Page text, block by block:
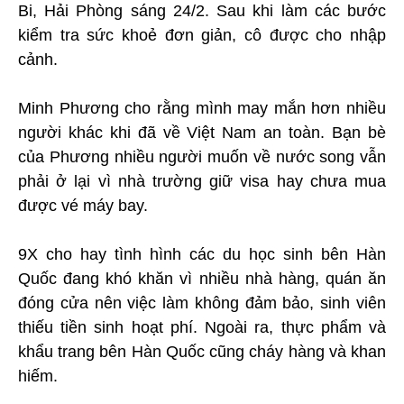
Bi, Hải Phòng sáng 24/2. Sau khi làm các bước
kiểm tra sức khoẻ đơn giản, cô được cho nhập
cảnh.
Minh Phương cho rằng mình may mắn hơn nhiều
người khác khi đã về Việt Nam an toàn. Bạn bè
của Phương nhiều người muốn về nước song vẫn
phải ở lại vì nhà trường giữ visa hay chưa mua
được vé máy bay.
9X cho hay tình hình các du học sinh bên Hàn
Quốc đang khó khăn vì nhiều nhà hàng, quán ăn
đóng cửa nên việc làm không đảm bảo, sinh viên
thiếu tiền sinh hoạt phí. Ngoài ra, thực phẩm và
khẩu trang bên Hàn Quốc cũng cháy hàng và khan
hiếm.